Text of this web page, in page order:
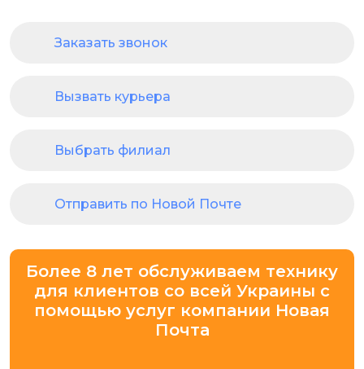
Заказать звонок
Вызвать курьера
Выбрать филиал
Отправить по Новой Почте
Более 8 лет обслуживаем технику
для клиентов со всей Украины с
помощью услуг компании Новая
Почта